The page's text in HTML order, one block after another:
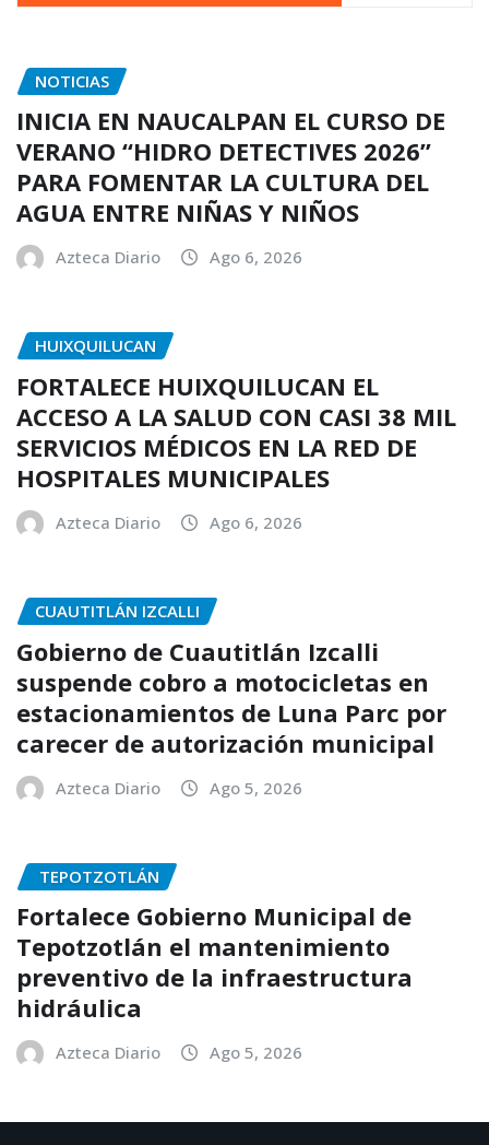
NOTICIAS
INICIA EN NAUCALPAN EL CURSO DE
VERANO “HIDRO DETECTIVES 2026”
PARA FOMENTAR LA CULTURA DEL
AGUA ENTRE NIÑAS Y NIÑOS
Azteca Diario Ago 6, 2026
HUIXQUILUCAN
FORTALECE HUIXQUILUCAN EL
ACCESO A LA SALUD CON CASI 38 MIL
SERVICIOS MÉDICOS EN LA RED DE
HOSPITALES MUNICIPALES
Azteca Diario Ago 6, 2026
CUAUTITLÁN IZCALLI
Gobierno de Cuautitlán Izcalli
suspende cobro a motocicletas en
estacionamientos de Luna Parc por
carecer de autorización municipal
Azteca Diario Ago 5, 2026
TEPOTZOTLÁN
Fortalece Gobierno Municipal de
Tepotzotlán el mantenimiento
preventivo de la infraestructura
hidráulica
Azteca Diario Ago 5, 2026